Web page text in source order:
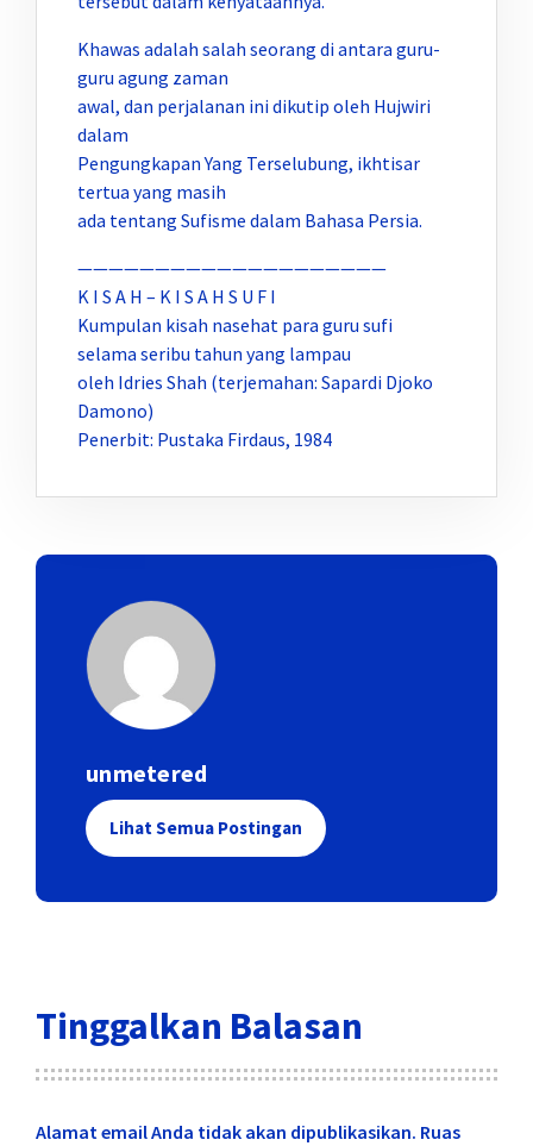
Khawas adalah salah seorang di antara guru-
guru agung zaman
awal, dan perjalanan ini dikutip oleh Hujwiri
dalam
Pengungkapan Yang Terselubung, ikhtisar
tertua yang masih
ada tentang Sufisme dalam Bahasa Persia.
————————————————————
K I S A H – K I S A H S U F I
Kumpulan kisah nasehat para guru sufi
selama seribu tahun yang lampau
oleh Idries Shah (terjemahan: Sapardi Djoko
Damono)
Penerbit: Pustaka Firdaus, 1984
unmetered
Lihat Semua Postingan
Tinggalkan Balasan
Alamat email Anda tidak akan dipublikasikan. Ruas